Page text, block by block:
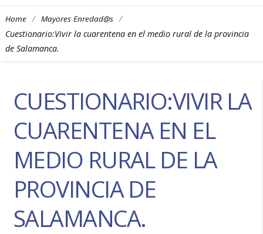
Home / Mayores Enredad@s /
Cuestionario:Vivir la cuarentena en el medio rural de la provincia
de Salamanca.
CUESTIONARIO:VIVIR LA
CUARENTENA EN EL
MEDIO RURAL DE LA
PROVINCIA DE
SALAMANCA.